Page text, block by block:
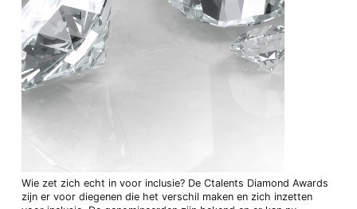
Wie zet zich echt in voor inclusie? De Ctalents Diamond Awards
zijn er voor diegenen die het verschil maken en zich inzetten